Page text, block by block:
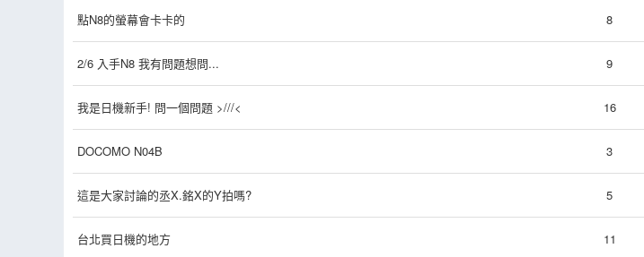
點N8的螢幕會卡卡的 8
2/6 入手N8 我有問題想問... 9
我是日機新手! 問一個問題 >///< 16
DOCOMO N04B 3
這是大家討論的丞X.銘X的Y拍嗎? 5
台北買日機的地方 11